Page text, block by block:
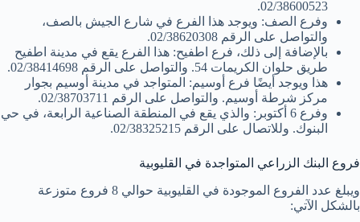
02/38600523.
وفرع الصف: ويوجد هذا الفرع في شارع الجيش بالصف،
والتواصل على الرقم 02/38620308.
بالإضافة إلى ذلك، فرع اطفيح: هذا الفرع يقع في مدينة اطفيح
طريق حلوان الكريمات 54. والتواصل على الرقم 02/38414698.
هذا ويوجد أيضًا فرع أوسيم: المتواجد في مدينة أوسيم بجوار
مركز شرطة أوسيم. والتواصل على الرقم 02/38703711.
وفرع 6 أكتوبر: والذي يقع في المنطقة الصناعية الرابعة، في حي
البنوك. وللاتصال على الرقم 02/38325215.
فروع البنك الزراعي المتواجدة في القليوبية
ويبلغ عدد الفروع الموجودة في القليوبية حوالي 8 فروع متوزعة
بالشكل الآتي: